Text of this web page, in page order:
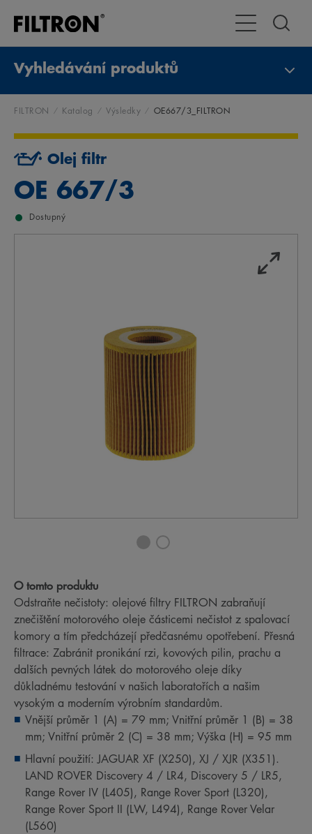
Přepnout
Vyhledávání produktů
FILTRON Katalog Výsledky OE667/3_FILTRON
Olej filtr
OE 667/3
Dostupný
O tomto produktu
Odstraňte nečistoty: olejové filtry FILTRON zabraňují
znečištění motorového oleje částicemi nečistot z spalovací
komory a tím předcházejí předčasnému opotřebení. Přesná
filtrace: Zabránit pronikání rzi, kovových pilin, prachu a
dalších pevných látek do motorového oleje díky
důkladnému testování v našich laboratořích a našim
vysokým a moderním výrobním standardům.
Vnější průměr 1 (A) = 79 mm; Vnitřní průměr 1 (B) = 38
mm; Vnitřní průměr 2 (C) = 38 mm; Výška (H) = 95 mm
Hlavní použití: JAGUAR XF (X250), XJ / XJR (X351).
LAND ROVER Discovery 4 / LR4, Discovery 5 / LR5,
Range Rover IV (L405), Range Rover Sport (L320),
Range Rover Sport II (LW, L494), Range Rover Velar
(L560)